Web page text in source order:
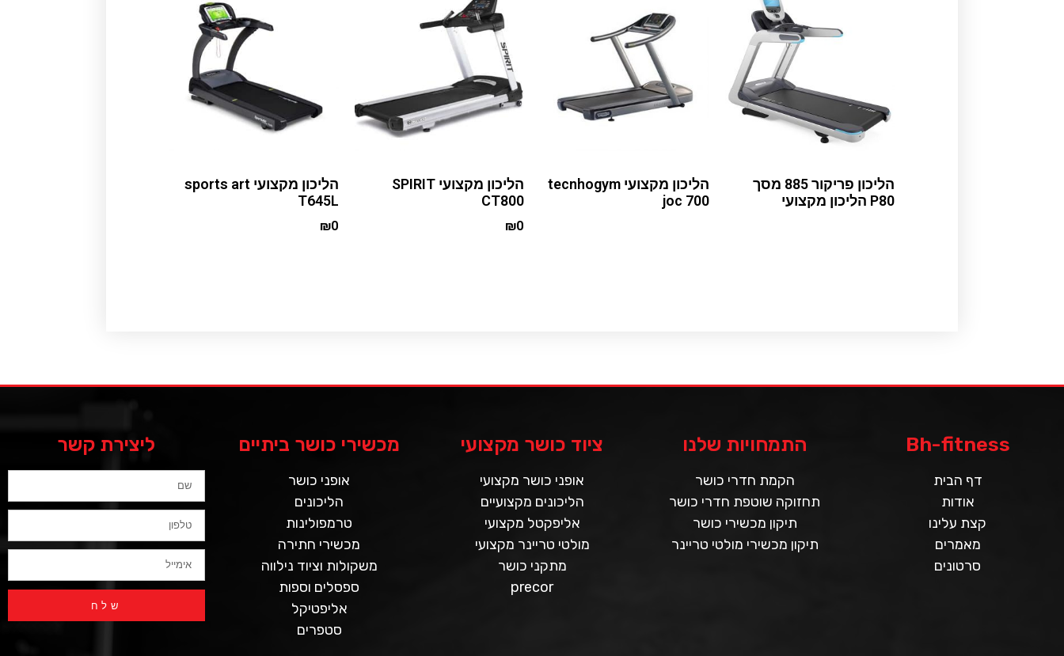
הליכון פריקור 885 מסך
P80 הליכון מקצועי
הליכון מקצועי tecnhogym
joc 700
הליכון מקצועי SPIRIT
CT800
₪0
הליכון מקצועי sports art
T645L
₪0
Bh-fitness
דף הבית
אודות
קצת עלינו
מאמרים
סרטונים
התמחויות שלנו
הקמת חדרי כושר
תחזוקה שוטפת חדרי כושר
תיקון מכשירי כושר
תיקון מכשירי מולטי טריינר
ציוד כושר מקצועי
אופני כושר מקצועי
הליכונים מקצועיים
אליפקטל מקצועי
מולטי טריינר מקצועי
מתקני כושר
precor
מכשירי כושר ביתיים
אופני כושר
הליכונים
טרמפולינות
מכשירי חתירה
משקולות וציוד נילווה
ספסלים וספות
אליפטיקל
סטפרים
ליצירת קשר
שלח